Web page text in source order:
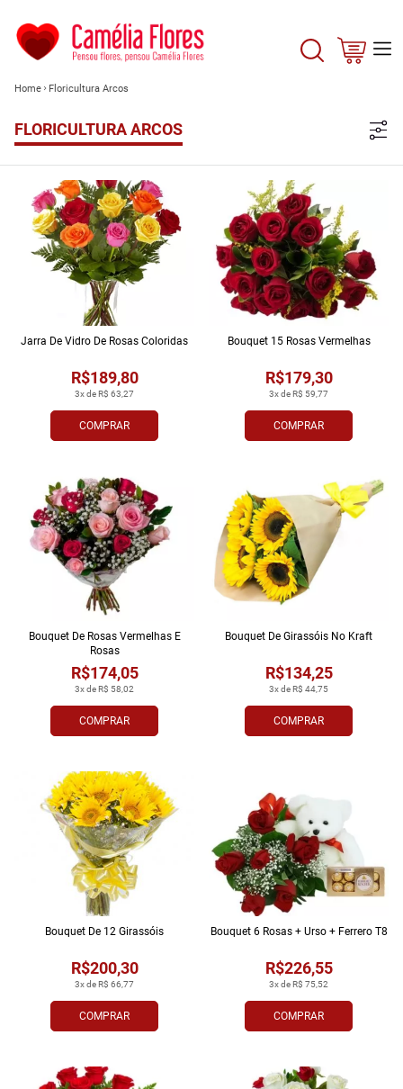
Home Floricultura Arcos
FLORICULTURA ARCOS
COMPRAR
3x de R$ 63,27
R$189,80
Jarra De Vidro De Rosas Coloridas
COMPRAR
3x de R$ 59,77
R$179,30
Bouquet 15 Rosas Vermelhas
COMPRAR
3x de R$ 58,02
R$174,05
Bouquet De Rosas Vermelhas E
Rosas
COMPRAR
3x de R$ 44,75
R$134,25
Bouquet De Girassóis No Kraft
COMPRAR
3x de R$ 66,77
R$200,30
Bouquet De 12 Girassóis
COMPRAR
3x de R$ 75,52
R$226,55
Bouquet 6 Rosas + Urso + Ferrero T8